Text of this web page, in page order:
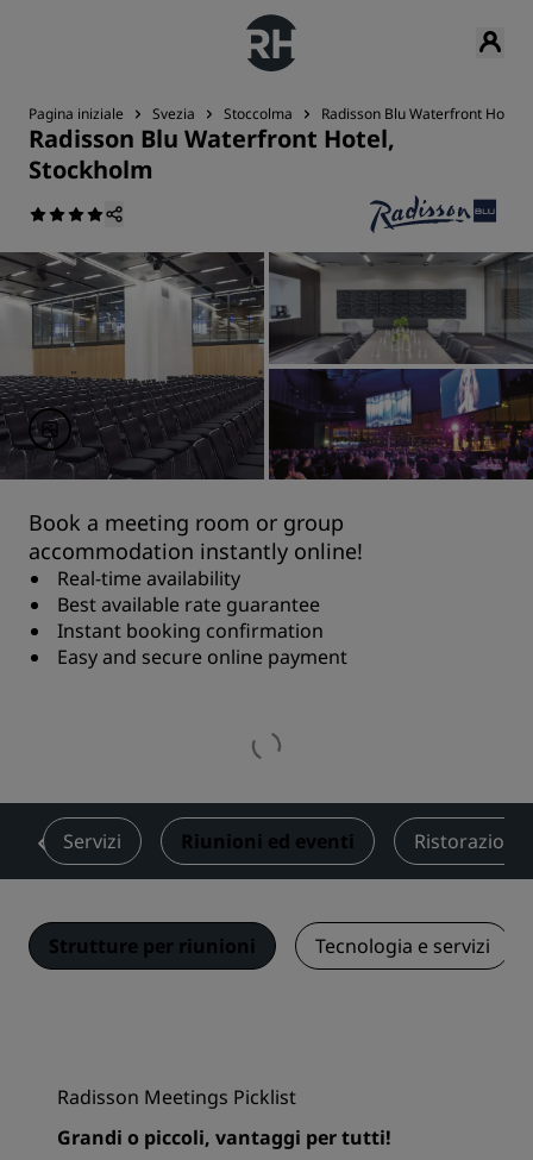
Pagina iniziale Svezia Stoccolma Radisson Blu Waterfront Hotel,
Radisson Blu Waterfront Hotel,
Stockholm
Book a meeting room or group
accommodation instantly online!
Real-time availability
Best available rate guarantee
Instant booking confirmation
Easy and secure online payment
Servizi Riunioni ed eventi Ristorazione
Strutture per riunioni Tecnologia e servizi
Radisson Meetings Picklist
Grandi o piccoli, vantaggi per tutti!